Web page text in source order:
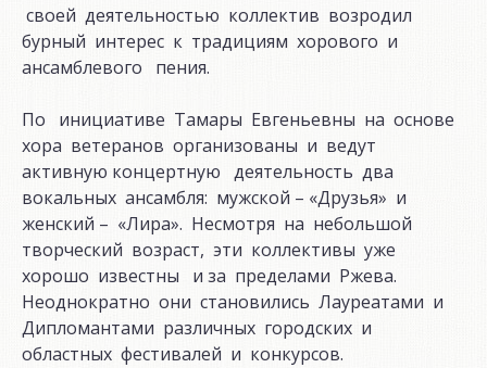
своей деятельностью коллектив возродил
бурный интерес к традициям хорового и
ансамблевого пения.
По инициативе Тамары Евгеньевны на основе
хора ветеранов организованы и ведут
активную концертную деятельность два
вокальных ансамбля: мужской – «Друзья» и
женский – «Лира». Несмотря на небольшой
творческий возраст, эти коллективы уже
хорошо известны и за пределами Ржева.
Неоднократно они становились Лауреатами и
Дипломантами различных городских и
областных фестивалей и конкурсов.